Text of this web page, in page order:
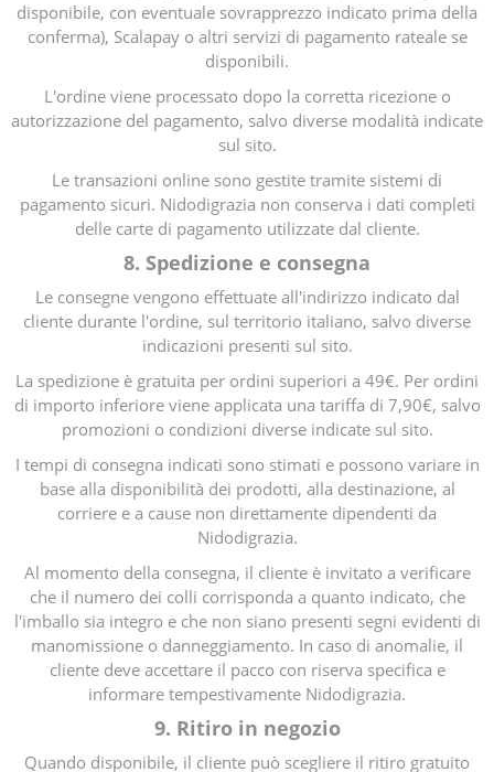
disponibile, con eventuale sovrapprezzo indicato prima della
conferma), Scalapay o altri servizi di pagamento rateale se
disponibili.
L'ordine viene processato dopo la corretta ricezione o
autorizzazione del pagamento, salvo diverse modalità indicate
sul sito.
Le transazioni online sono gestite tramite sistemi di
pagamento sicuri. Nidodigrazia non conserva i dati completi
delle carte di pagamento utilizzate dal cliente.
8. Spedizione e consegna
Le consegne vengono effettuate all'indirizzo indicato dal
cliente durante l'ordine, sul territorio italiano, salvo diverse
indicazioni presenti sul sito.
La spedizione è gratuita per ordini superiori a 49€. Per ordini
di importo inferiore viene applicata una tariffa di 7,90€, salvo
promozioni o condizioni diverse indicate sul sito.
I tempi di consegna indicati sono stimati e possono variare in
base alla disponibilità dei prodotti, alla destinazione, al
corriere e a cause non direttamente dipendenti da
Nidodigrazia.
Al momento della consegna, il cliente è invitato a verificare
che il numero dei colli corrisponda a quanto indicato, che
l'imballo sia integro e che non siano presenti segni evidenti di
manomissione o danneggiamento. In caso di anomalie, il
cliente deve accettare il pacco con riserva specifica e
informare tempestivamente Nidodigrazia.
9. Ritiro in negozio
Quando disponibile, il cliente può scegliere il ritiro gratuito